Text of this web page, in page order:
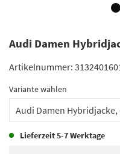
Audi Damen
Artikelnummer:
Variante wählen
Lieferzeit5-7 Werktage